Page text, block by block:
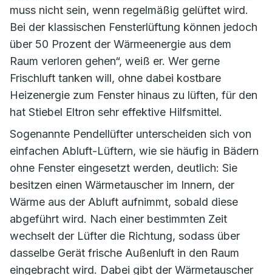
muss nicht sein, wenn regelmäßig gelüftet wird.
Bei der klassischen Fensterlüftung können jedoch
über 50 Prozent der Wärmeenergie aus dem
Raum verloren gehen“, weiß er. Wer gerne
Frischluft tanken will, ohne dabei kostbare
Heizenergie zum Fenster hinaus zu lüften, für den
hat Stiebel Eltron sehr effektive Hilfsmittel.
Sogenannte Pendellüfter unterscheiden sich von
einfachen Abluft-Lüftern, wie sie häufig in Bädern
ohne Fenster eingesetzt werden, deutlich: Sie
besitzen einen Wärmetauscher im Innern, der
Wärme aus der Abluft aufnimmt, sobald diese
abgeführt wird. Nach einer bestimmten Zeit
wechselt der Lüfter die Richtung, sodass über
dasselbe Gerät frische Außenluft in den Raum
eingebracht wird. Dabei gibt der Wärmetauscher